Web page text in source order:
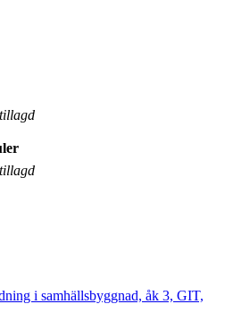
i samhällsbyggnad, åk 3, GIT,